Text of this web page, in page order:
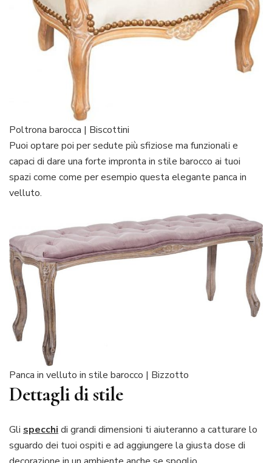
Poltrona barocca | Biscottini
Puoi optare poi per sedute più sfiziose ma funzionali e
capaci di dare una forte impronta in stile barocco ai tuoi
spazi come come per esempio questa elegante panca in
velluto.
Panca in velluto in stile barocco | Bizzotto
Dettagli di stile
Gli specchi di grandi dimensioni ti aiuteranno a catturare lo
sguardo dei tuoi ospiti e ad aggiungere la giusta dose di